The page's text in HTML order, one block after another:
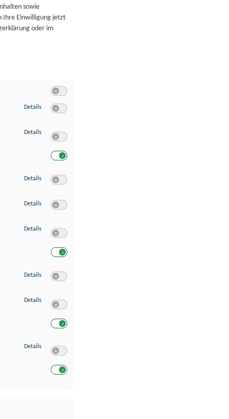
sowie
Ihre Einwilligung jetzt
oder im
Details zu Speichern von oder Zugriff auf Informationen auf einem Endgerät
Details zu Verwendung reduzierter Daten zur Auswahl von Werbeanzeigen
Details zu Erstellung von Profilen für personalisierte Werbung
Details zu Verwendung von Profilen zur Auswahl personalisierter Werbung
Details zu Messung der Werbeleistung
Details zu Messung der Performance von Inhalten
Details zu Analyse von Zielgruppen durch Statistiken oder Kombinationen von
Details zu Entwicklung und Verbesserung der Angebote